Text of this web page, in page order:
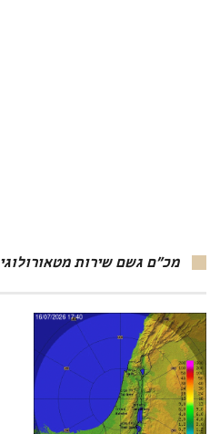
מכ"ם גשם שירות מטאורולוגי